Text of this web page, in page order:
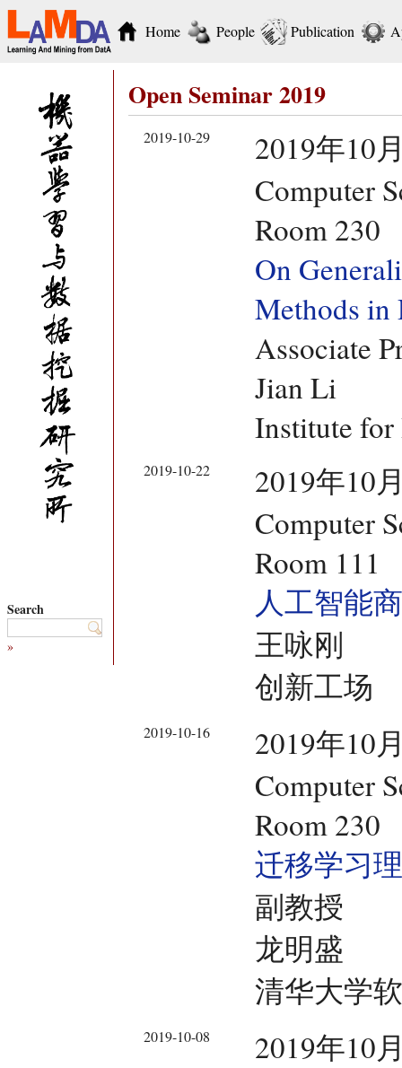
Home People Publication
Search
»
Open Seminar 2019
2019-10-29
2019年10
Computer
Room 230
On
Methods in
Associate
Jian Li
Institute
2019-10-22
2019年10
Computer
Room 111
人工智能
王咏刚
创新工场
2019-10-16
2019年10
Computer
Room 230
迁移学习
副教授
龙明盛
清华大学
2019-10-08
2019年10